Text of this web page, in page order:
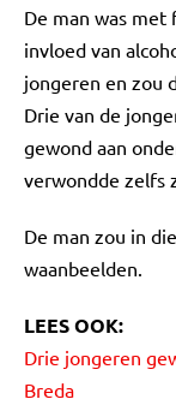
De man was met
invloed van
jongeren en zou
Drie van de
gewond aan
verwondde zelfs
De man zou in
waanbeelden.
LEES OOK:
Drie jongeren
Breda